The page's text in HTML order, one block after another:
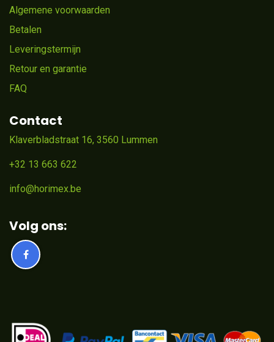
Algemene voorwaarden
Betalen
Leveringstermijn
Retour en garantie
FAQ
Contact
Klaverbladstraat 16, 3560 Lummen
+32 13 663 622
info@horimex.be
Volg ons: